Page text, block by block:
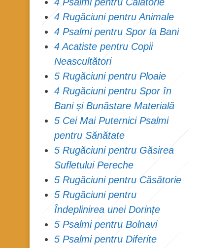
4 Rugăciuni pentru Animale
4 Psalmi pentru Spor la Bani
4 Acatiste pentru Copii
Neascultători
5 Rugăciuni pentru Ploaie
4 Rugăciuni pentru Spor în
Bani și Bunăstare Materială
5 Cei Mai Puternici Psalmi
pentru Sănătate
5 Rugăciuni pentru Găsirea
Sufletului Pereche
5 Rugăciuni pentru Căsătorie
5 Rugăciuni pentru
Îndeplinirea unei Dorințe
5 Psalmi pentru Bolnavi
5 Psalmi pentru Diferite